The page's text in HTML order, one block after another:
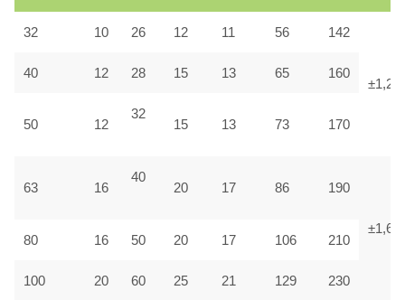
32 10 26 12 11 56 142
±1,25
40 12 28 15 13 65 160
50 12
32
15 13 73 170
63 16
40
20 17 86 190
±1,6
80 16 50 20 17 106 210
100 20 60 25 21 129 230